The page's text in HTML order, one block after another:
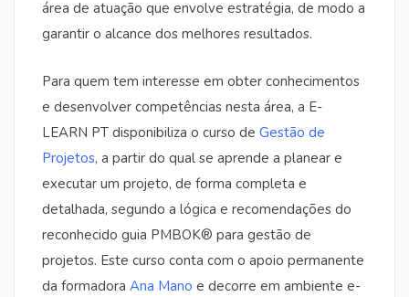
área de atuação que envolve estratégia, de modo a
garantir o alcance dos melhores resultados.
Para quem tem interesse em obter conhecimentos
e desenvolver competências nesta área, a E-
LEARN PT disponibiliza o curso de Gestão de
Projetos, a partir do qual se aprende a planear e
executar um projeto, de forma completa e
detalhada, segundo a lógica e recomendações do
reconhecido guia PMBOK® para gestão de
projetos. Este curso conta com o apoio permanente
da formadora Ana Mano e decorre em ambiente e-